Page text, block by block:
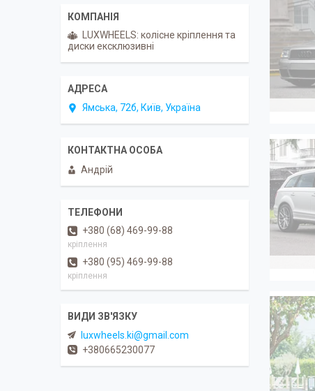
LUXWHEELS: колісне кріплення та
диски ексклюзивні
Ямська, 72б, Київ, Україна
Андрій
+380 (68) 469-99-88
кріплення
+380 (95) 469-99-88
кріплення
luxwheels.ki@gmail.com
+380665230077